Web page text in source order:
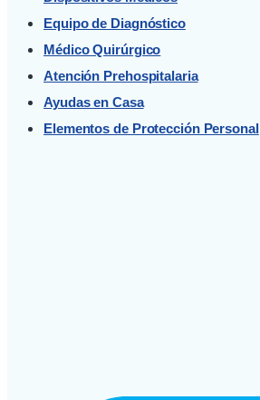
Equipo de Diagnóstico
Médico Quirúrgico
Atención Prehospitalaria
Ayudas en Casa
Elementos de Protección Personal